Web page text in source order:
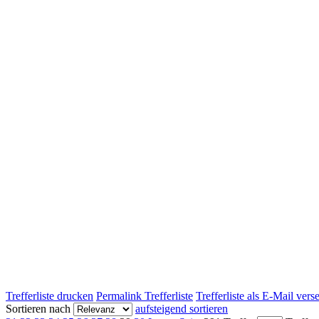
Trefferliste drucken Permalink Trefferliste Trefferliste als E-Mail
Sortieren nach
aufsteigend sortieren